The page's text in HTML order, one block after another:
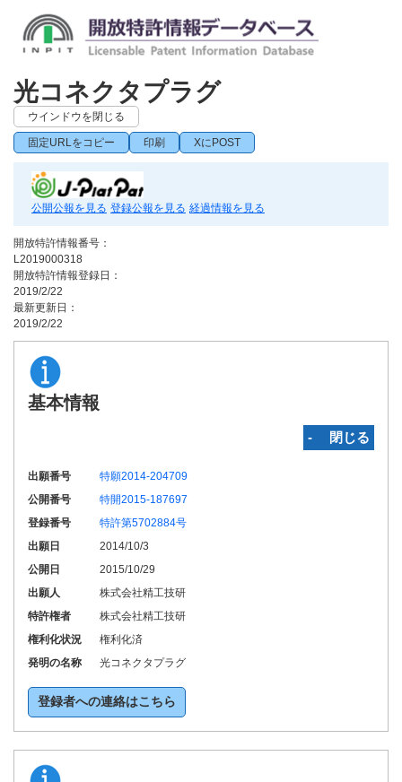
光コネクタプラグ
ウインドウを閉じる
固定URLをコピー 印刷 XにPOST
公開公報を見る 登録公報を見る 経過情報を見る
開放特許情報番号：
L2019000318
開放特許情報登録日：
2019/2/22
最新更新日：
2019/2/22
基本情報
‐ 閉じる
出願番号
特願2014-204709
公開番号
特開2015-187697
登録番号
特許第5702884号
出願日
2014/10/3
公開日
2015/10/29
出願人
株式会社精工技研
特許権者
株式会社精工技研
権利化状況
権利化済
発明の名称
光コネクタプラグ
登録者への連絡はこちら